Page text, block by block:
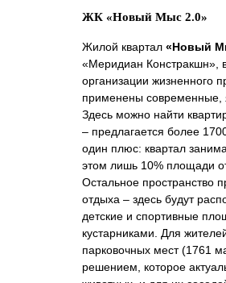
ЖК «Новый Мыс 2.0»
Жилой квартал «Новый
«Меридиан Констракшн»,
организации жизненного
применены современные,
Здесь можно найти
– предлагается более
один плюс: квартал
этом лишь 10% площади
Остальное пространство
отдыха – здесь будут
детские и спортивные
кустарниками. Для
парковочных мест (1761
решением, которое